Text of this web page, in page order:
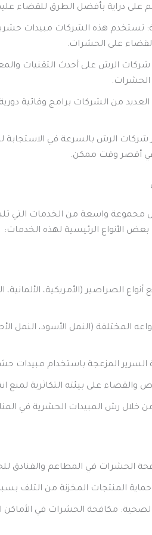
على دراية بأفضل الطرق للقضاء
تستخدم هذه الشركات مبيدات
على الحشرات.
شركات الرش على أحدث التقنيات
الحشرات.
من الشركات برامج وقائية
شركات الرش بالسرعة في الاستجابة
أقصر وقت ممكن.
واسعة من الخدمات التي
الأنواع الرئيسية لهذه الخدمات:
الصراصير (الأمريكية،
المختلفة (النمل الأسود، النمل
المزعجة باستخدام مبيدات
على بيئته التكاثرية لمنع
خلال رش المبيدات الحشرية في
الحشرات في المطاعم والفنادق
المنتجات المخزنة من التلف
الصحية: مكافحة الحشرات في